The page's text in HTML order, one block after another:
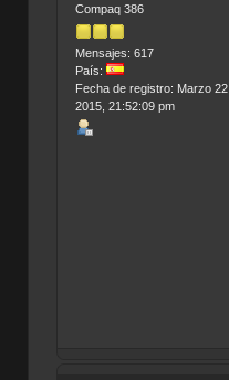
Compaq 386
Mensajes: 617
País:
Fecha de registro: Marzo 22,
2015, 21:52:09 pm